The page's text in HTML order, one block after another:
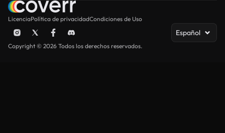
LicenciaPolítica de privacidadCondiciones de Uso
Español
Copyright © 2026 Todos los derechos reservados.